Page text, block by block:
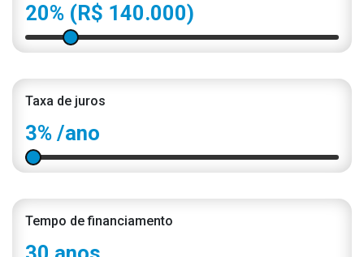
20% (R$ 140.000)
Taxa de juros
3% /ano
Tempo de financiamento